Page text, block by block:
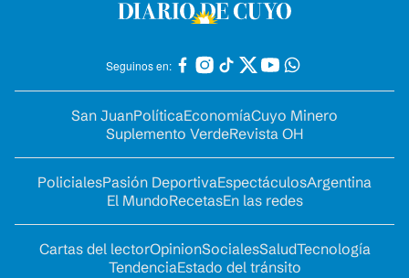
Seguinos en:
San JuanPolíticaEconomíaCuyo Minero
Suplemento VerdeRevista OH
PolicialesPasión DeportivaEspectáculosArgentina
El MundoRecetasEn las redes
Cartas del lectorOpinionSocialesSaludTecnología
TendenciaEstado del tránsito